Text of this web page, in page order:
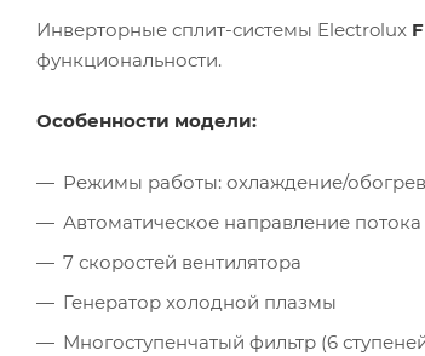
Инверторные сплит-системы Electrolux
функциональности.
Особенности модели:
Режимы работы: охлаждение/
Автоматическое направление
7 скоростей вентилятора
Генератор холодной плазмы
Многоступенчатый фильтр (6